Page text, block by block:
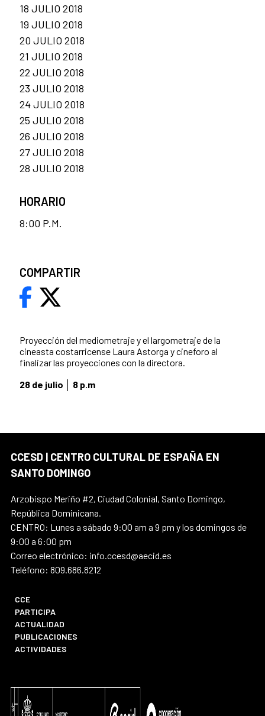
Proyección del mediometraje y el largometraje de la
cineasta costarricense Laura Astorga y cineforo al
finalizar las proyecciones con la directora.
28 de julio │ 8 p.m
18 JULIO 2018
19 JULIO 2018
20 JULIO 2018
21 JULIO 2018
22 JULIO 2018
23 JULIO 2018
24 JULIO 2018
25 JULIO 2018
26 JULIO 2018
27 JULIO 2018
28 JULIO 2018
HORARIO
8:00 P.M.
COMPARTIR
CCESD | CENTRO CULTURAL DE ESPAÑA EN
SANTO DOMINGO
Arzobispo Meriño #2, Ciudad Colonial, Santo Domingo,
República Dominicana.
CENTRO: Lunes a sábado 9:00 am a 9 pm y los domingos de
9:00 a 6:00 pm
Correo electrónico: info.ccesd@aecid.es
Teléfono: 809.686.8212
CCE
PARTICIPA
ACTUALIDAD
PUBLICACIONES
ACTIVIDADES